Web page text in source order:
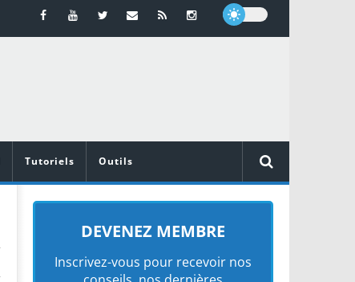
Tutoriels Outils
DEVENEZ MEMBRE
Inscrivez-vous pour recevoir nos